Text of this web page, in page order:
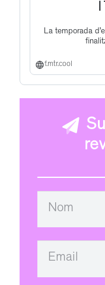
La temporada
f.mtr.cool